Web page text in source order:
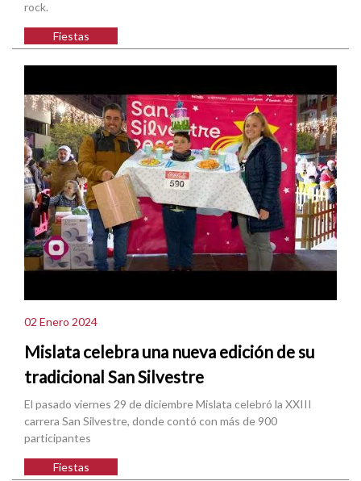
rock.
Fiestas
02 Enero 2024
Mislata celebra una nueva edición de su
tradicional San Silvestre
El pasado viernes 29 de diciembre Mislata celebró la XXIII
carrera San Silvestre, donde contó con más de 900
participantes
Fiestas